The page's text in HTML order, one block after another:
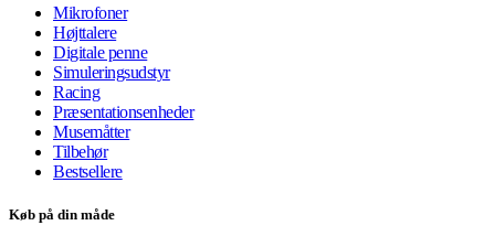
Mikrofoner
Højttalere
Digitale penne
Simuleringsudstyr
Racing
Præsentationsenheder
Musemåtter
Tilbehør
Bestsellere
Køb på din måde